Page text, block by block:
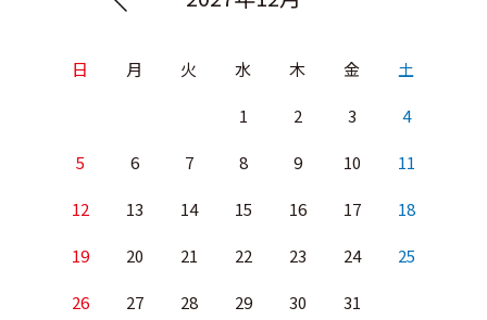
日 月 火 水 木 金 土
1 2 3 4
5 6 7 8 9 10 11
12 13 14 15 16 17 18
19 20 21 22 23 24 25
26 27 28 29 30 31